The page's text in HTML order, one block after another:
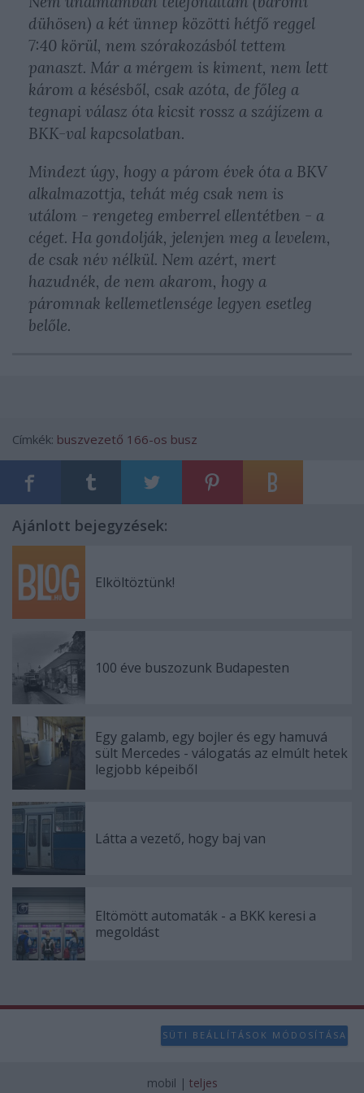
dühösen) a két ünnep közötti hétfő reggel
7:40 körül, nem szórakozásból tettem
panaszt. Már a mérgem is kiment, nem lett
károm a késésből, csak azóta, de főleg a
tegnapi válasz óta kicsit rossz a szájízem a
BKK-val kapcsolatban.
Mindezt úgy, hogy a párom évek óta a BKV
alkalmazottja, tehát még csak nem is
utálom - rengeteg emberrel ellentétben - a
céget. Ha gondolják, jelenjen meg a levelem,
de csak név nélkül. Nem azért, mert
hazudnék, de nem akarom, hogy a
páromnak kellemetlensége legyen esetleg
belőle.
Címkék: buszvezető 166-os busz
Ajánlott bejegyzések:
Elköltöztünk!
100 éve buszozunk Budapesten
Egy galamb, egy bojler és egy hamuvá
sült Mercedes - válogatás az elmúlt hetek
legjobb képeiből
Látta a vezető, hogy baj van
Eltömött automaták - a BKK keresi a
megoldást
SÜTI BEÁLLÍTÁSOK MÓDOSÍTÁSA
mobil | teljes